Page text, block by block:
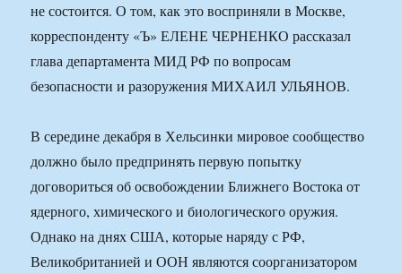
не состоится. О том, как это восприняли в Москве,
корреспонденту «Ъ» ЕЛЕНЕ ЧЕРНЕНКО рассказал
глава департамента МИД РФ по вопросам
безопасности и разоружения МИХАИЛ УЛЬЯНОВ.
В середине декабря в Хельсинки мировое сообщество
должно было предпринять первую попытку
договориться об освобождении Ближнего Востока от
ядерного, химического и биологического оружия.
Однако на днях США, которые наряду с РФ,
Великобританией и ООН являются соорганизатором